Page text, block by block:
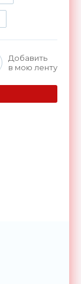
Добавить
в мою ленту